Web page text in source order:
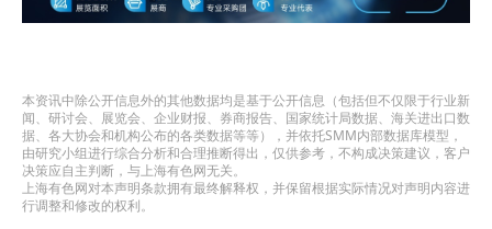
本资讯中除公开信息外的其他数据均是基于公开信息（包括但不仅限于行业新
闻、研讨会、展览会、企业财报、券商报告、国家统计局数据、海关进出口数
据、各大协会和机构公布的各类数据等等），并依托SMM内部数据库模型，
由研究小组进行综合分析和合理推断得出，仅供参考，不构成决策建议，客户
决策应自主判断，与上海有色网无关。
上海有色网对本声明条款拥有最终解释权，并保留根据实际情况对声明内容进
行调整和修改的权利。